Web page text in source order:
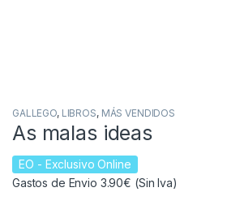
GALLEGO, LIBROS, MÁS VENDIDOS
As malas ideas
EO - Exclusivo Online
Gastos de Envio 3.90€ (Sin Iva)